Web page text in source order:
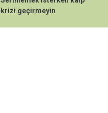
krizi geçirmeyin